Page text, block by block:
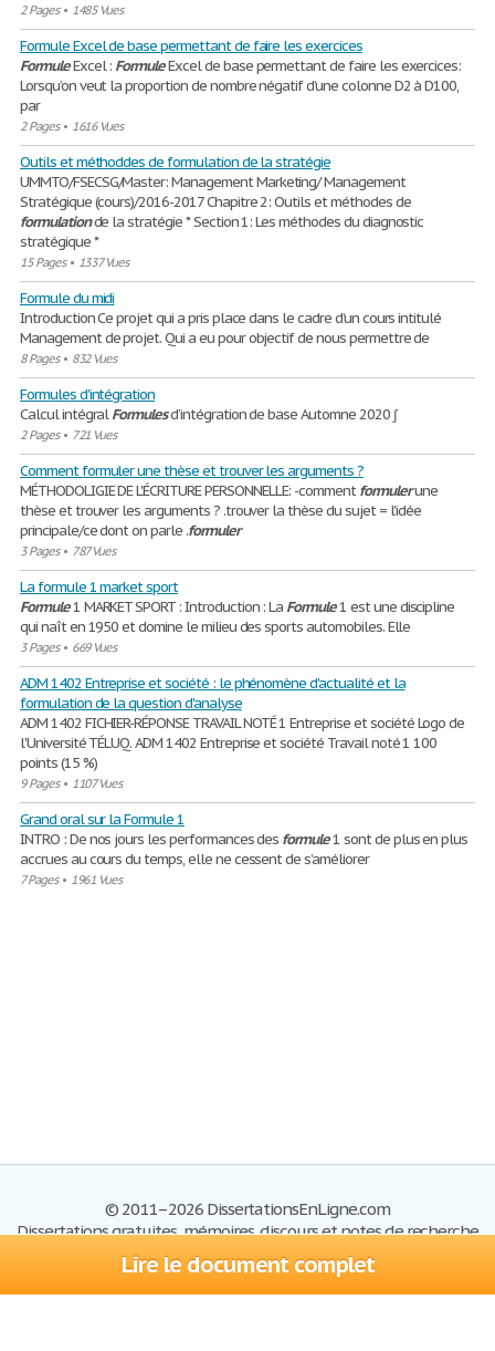
Lire le document complet
2 Pages• 1485 Vues
Formule Excel de base permettant de faire les exercices
FormuleExcel : FormuleExcel de base permettant de faire les exercices:
Lorsqu’on veut la proportion de nombre négatif d’une colonne D2 à D100,
par
2 Pages• 1616 Vues
Outils et méthoddes de formulation de la stratégie
UMMTO/FSECSG/Master: Management Marketing/ Management
Stratégique (cours)/2016-2017 Chapitre 2: Outils et méthodes de
formulationde la stratégie * Section 1: Les méthodes du diagnostic
stratégique *
15 Pages• 1337 Vues
Formule du midi
Introduction Ce projet qui a pris place dans le cadre d’un cours intitulé
Management de projet. Qui a eu pour objectif de nous permettre de
8 Pages• 832 Vues
Formules d'intégration
Calcul intégralFormulesd’intégration de base Automne 2020 ∫
2 Pages• 721 Vues
Comment formuler une thèse et trouver les arguments ?
MÉTHODOLIGIE DE L'ÉCRITURE PERSONNELLE: -commentformulerune
thèse et trouver les arguments ? .trouver la thèse du sujet = l'idée
principale/ce dont on parle .formuler
3 Pages• 787 Vues
La formule 1 market sport
Formule1 MARKET SPORT : Introduction : La Formule1 est une discipline
qui naît en 1950 et domine le milieu des sports automobiles. Elle
3 Pages• 669 Vues
ADM 1402 Entreprise et société : le phénomène d'actualité et la
formulation de la question d'analyse
ADM 1402 FICHIER-RÉPONSE TRAVAIL NOTÉ 1 Entreprise et société Logo de
l'Université TÉLUQ. ADM 1402 Entreprise et société Travail noté 1 100
points (15 %)
9 Pages• 1107 Vues
Grand oral sur la Formule 1
INTRO : De nos jours les performances des formule1 sont de plus en plus
accrues au cours du temps, elle ne cessent de s’améliorer
7 Pages• 1961 Vues
© 2011–2026 DissertationsEnLigne.com
Dissertations gratuites, mémoires, discours et notes de recherche